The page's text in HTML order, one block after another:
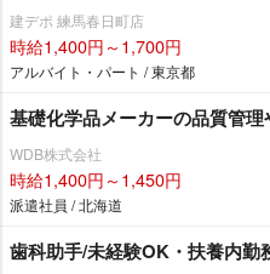
建デポ 練馬春日町店
時給1,400円～1,700円
アルバイト・パート / 東京都
基礎化学品メーカーの品質管
WDB株式会社
時給1,400円～1,450円
派遣社員 / 北海道
歯科助手/未経験OK・扶養内勤